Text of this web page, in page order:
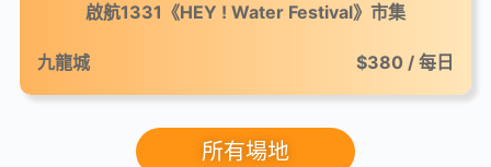
啟航1331《HEY ! Water Festival》市集
九龍城 $380 / 每日
所有場地